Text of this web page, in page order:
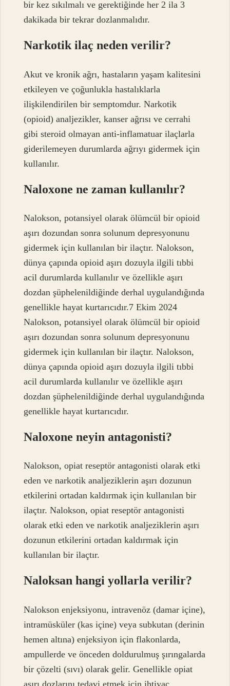
bir kez sıkılmalı ve gerektiğinde her 2 ila 3
dakikada bir tekrar dozlanmalıdır.
Narkotik ilaç neden verilir?
Akut ve kronik ağrı, hastaların yaşam kalitesini
etkileyen ve çoğunlukla hastalıklarla
ilişkilendirilen bir semptomdur. Narkotik
(opioid) analjezikler, kanser ağrısı ve cerrahi
gibi steroid olmayan anti-inflamatuar ilaçlarla
giderilemeyen durumlarda ağrıyı gidermek için
kullanılır.
Naloxone ne zaman kullanılır?
Nalokson, potansiyel olarak ölümcül bir opioid
aşırı dozundan sonra solunum depresyonunu
gidermek için kullanılan bir ilaçtır. Nalokson,
dünya çapında opioid aşırı dozuyla ilgili tıbbi
acil durumlarda kullanılır ve özellikle aşırı
dozdan şüphelenildiğinde derhal uygulandığında
genellikle hayat kurtarıcıdır.7 Ekim 2024
Nalokson, potansiyel olarak ölümcül bir opioid
aşırı dozundan sonra solunum depresyonunu
gidermek için kullanılan bir ilaçtır. Nalokson,
dünya çapında opioid aşırı dozuyla ilgili tıbbi
acil durumlarda kullanılır ve özellikle aşırı
dozdan şüphelenildiğinde derhal uygulandığında
genellikle hayat kurtarıcıdır.
Naloxone neyin antagonisti?
Nalokson, opiat reseptör antagonisti olarak etki
eden ve narkotik analjeziklerin aşırı dozunun
etkilerini ortadan kaldırmak için kullanılan bir
ilaçtır. Nalokson, opiat reseptör antagonisti
olarak etki eden ve narkotik analjeziklerin aşırı
dozunun etkilerini ortadan kaldırmak için
kullanılan bir ilaçtır.
Naloksan hangi yollarla verilir?
Nalokson enjeksiyonu, intravenöz (damar içine),
intramüsküler (kas içine) veya subkutan (derinin
hemen altına) enjeksiyon için flakonlarda,
ampullerde ve önceden doldurulmuş şırıngalarda
bir çözelti (sıvı) olarak gelir. Genellikle opiat
aşırı dozlarını tedavi etmek için ihtiyaç